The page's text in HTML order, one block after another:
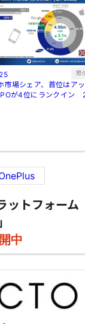
短
市場シェア、首位はアッ
が4位にランクイン
ットフォーム
中